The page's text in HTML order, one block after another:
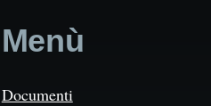
Menù
Documenti